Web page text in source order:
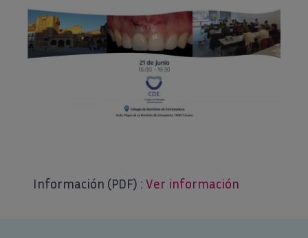
Información (PDF) : Ver información